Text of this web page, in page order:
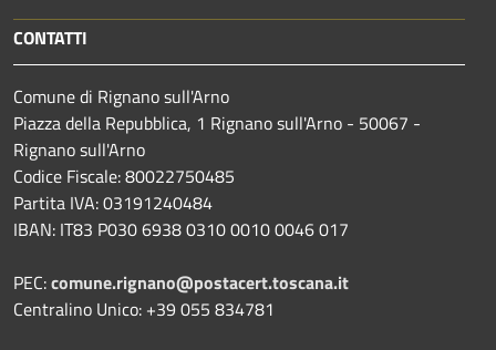
CONTATTI
Comune di Rignano sull'Arno
Piazza della Repubblica, 1 Rignano sull'Arno - 50067 -
Rignano sull'Arno
Codice Fiscale: 80022750485
Partita IVA: 03191240484
IBAN: IT83 P030 6938 0310 0010 0046 017
PEC:comune.rignano@postacert.toscana.it
Centralino Unico: +39 055 834781